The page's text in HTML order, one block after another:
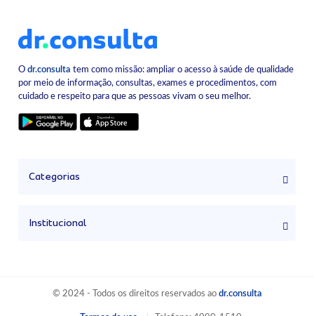
Odr.consulta tem como missão: ampliar o acesso à saúde de qualidade
por meio de informação, consultas, exames e procedimentos, com
cuidado e respeito para que as pessoas vivam o seu melhor.
Categorias
Institucional
© 2024 - Todos os direitos reservados ao dr.consulta